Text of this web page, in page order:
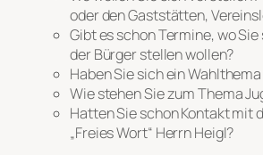
oder den Gaststätten,
Gibt es schon Termine, wo
der Bürger stellen wollen?
Haben Sie sich ein
Wie stehen Sie zum Thema
Hatten Sie schon Kontakt mit
„Freies Wort“ Herrn Heigl?